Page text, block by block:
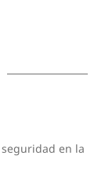
en la